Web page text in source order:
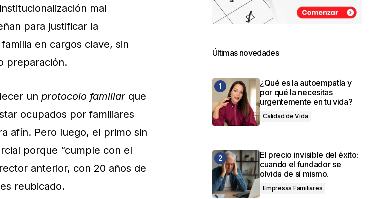
mal
para justificar la
en cargos clave, sin
preparación.
un protocolo familiar que
ocupados por familiares
afín. Pero luego, el primo sin
porque “cumple con el
anterior, con 20 años de
reubicado.
Últimas novedades
¿Qué es la autoempatía y
por qué la necesitas
urgentemente en tu vida?
Calidad de Vida
El precio invisible del éxito:
cuando el fundador se
olvida de sí mismo.
Empresas Familiares